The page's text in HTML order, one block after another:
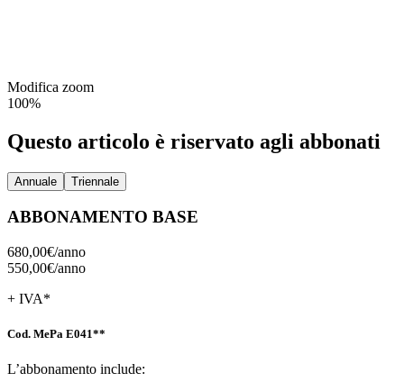
Modifica zoom
100%
Questo articolo è riservato agli abbonati
Annuale Triennale
ABBONAMENTO BASE
680,00€/anno
550,00€/anno
+ IVA*
Cod. MePa E041**
L’abbonamento include: